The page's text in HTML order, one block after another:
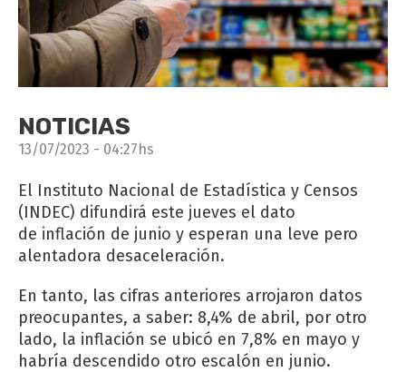
NOTICIAS
13/07/2023 - 04:27hs
El Instituto Nacional de Estadística y Censos
(INDEC) difundirá este jueves el dato
de inflación de junio y esperan una leve pero
alentadora desaceleración.
En tanto, las cifras anteriores arrojaron datos
preocupantes, a saber: 8,4% de abril, por otro
lado, la inflación se ubicó en 7,8% en mayo y
habría descendido otro escalón en junio.